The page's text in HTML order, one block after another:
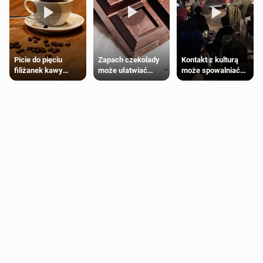
Picie do pięciu
filiżanek kawy
dziennie jest
Zapach czekolady
może ułatwiać
trening siłowy
Kontakt z kulturą
może spowalniać
starzenie